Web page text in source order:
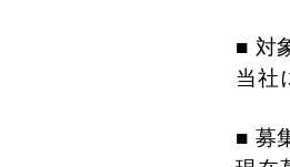
■ 対
当社
■ 募